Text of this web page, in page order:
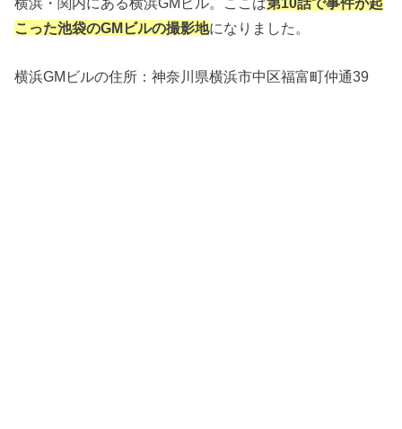
こった池袋のGMビルの撮影地になりました。
横浜GMビルの住所：神奈川県横浜市中区福富町仲通39